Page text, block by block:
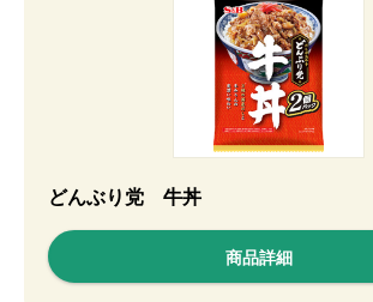
どんぶり党 牛丼
商品詳細